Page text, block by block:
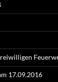
17.09.2016